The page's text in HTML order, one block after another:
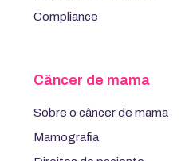
Compliance
Câncer de mama
Sobre o câncer de mama
Mamografia